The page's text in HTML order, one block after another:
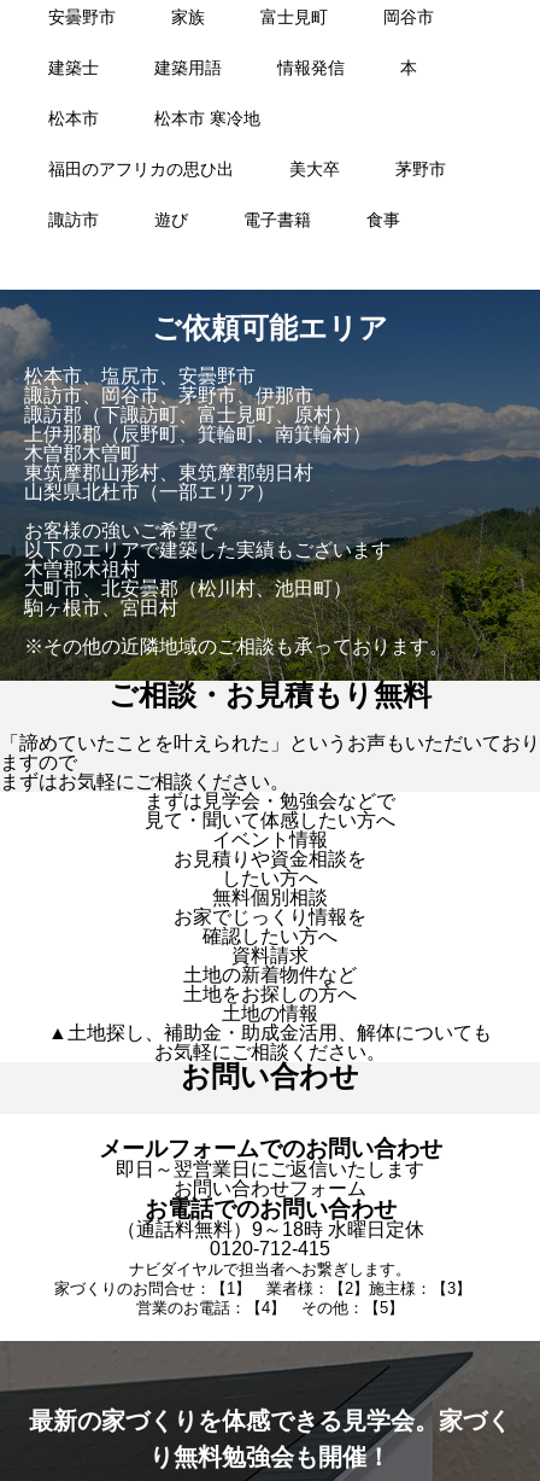
安曇野市 家族 富士見町 岡谷市
建築士 建築用語 情報発信 本
松本市 松本市 寒冷地
福田のアフリカの思ひ出 美大卒 茅野市
諏訪市 遊び 電子書籍 食事
ご依頼可能エリア
松本市、塩尻市、安曇野市
諏訪市、岡谷市、茅野市、伊那市
諏訪郡（下諏訪町、富士見町、原村）
上伊那郡（辰野町、箕輪町、南箕輪村）
木曽郡木曽町
東筑摩郡山形村、東筑摩郡朝日村
山梨県北杜市（一部エリア）
お客様の強いご希望で
以下のエリアで建築した実績もございます
木曽郡木祖村
大町市、北安曇郡（松川村、池田町）
駒ヶ根市、宮田村
※その他の近隣地域のご相談も承っております。
ご相談・お見積もり無料
「諦めていたことを叶えられた」というお声もいただいており
ますので
まずはお気軽にご相談ください。
まずは見学会・勉強会などで
見て・聞いて体感したい方へ
イベント情報
お見積りや資金相談を
したい方へ
無料個別相談
お家でじっくり情報を
確認したい方へ
資料請求
土地の新着物件など
土地をお探しの方へ
土地の情報
▲土地探し、補助金・助成金活用、解体についても
お気軽にご相談ください。
お問い合わせ
メールフォームでのお問い合わせ
即日～翌営業日にご返信いたします
お問い合わせフォーム
お電話でのお問い合わせ
（通話料無料）9～18時 水曜日定休
0120-712-415
ナビダイヤルで担当者へお繋ぎします。
家づくりのお問合せ：【1】 業者様：【2】施主様：【3】
営業のお電話：【4】 その他：【5】
最新の家づくりを体感できる見学会。家づく
り無料勉強会も開催！